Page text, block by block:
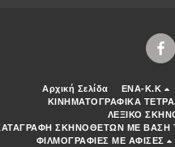
Αρχική Σελίδα ENA-K.K
ΚΙΝΗΜΑΤΟΓΡΑΦΙΚΑ
ΛΕΞΙΚΟ
ΣΚΗΝΟΘΕΤΩΝ ΜΕ ΒΑΣΗ
ΦΙΛΜΟΓΡΑΦΙΕΣ ΜΕ ΑΦΙΣΕΣ